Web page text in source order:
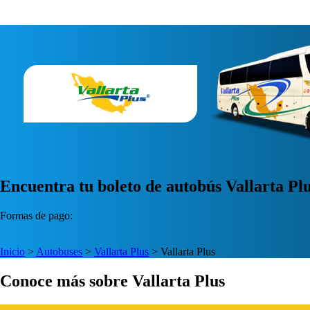
Encuentra tu boleto de autobús Vallarta
Formas de pago:
Inicio > Autobuses > Vallarta Plus > Vallarta Plus
Conoce más sobre Vallarta Plus